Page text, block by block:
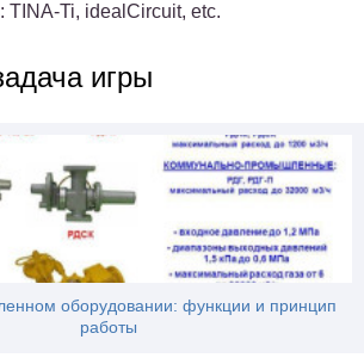
TINA-Ti, idealCircuit, etc.
игры
оборудовании: функции и принцип
работы